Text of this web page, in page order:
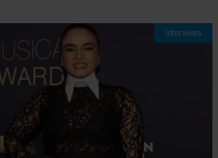
Interviews